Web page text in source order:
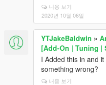
내용 보기
2020년 10월 06일
YTJakeBaldwin »
[Add-On | Tuning |
I Added this in and
something wrong?
내용 보기